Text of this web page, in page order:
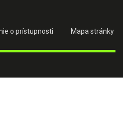
o prístupnosti Mapa stránky